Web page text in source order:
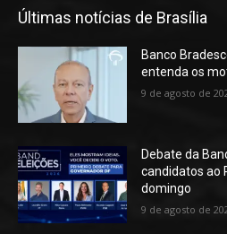
Últimas notícias de Brasília
Banco
entenda os
9 de agosto de
Debate da
candidatos ao
domingo
9 de agosto de